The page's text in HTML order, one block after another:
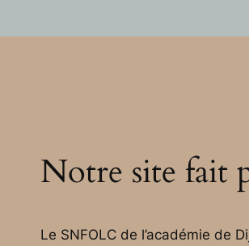
Notre site fait
Le SNFOLC de l’académie de